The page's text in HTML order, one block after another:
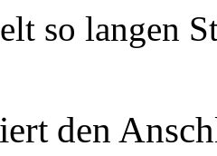
so langen
den